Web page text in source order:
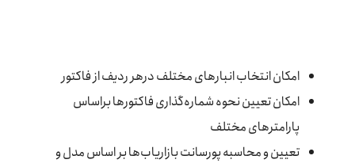
امکان انتخاب انبارهای مختلف درهر ردیف از فاکتور
امکان تعیین نحوه شماره‌گذاری فاکتورها براساس
پارامترهای مختلف
تعیین و محاسبه پورسانت بازاریاب‌ها بر اساس مدل و